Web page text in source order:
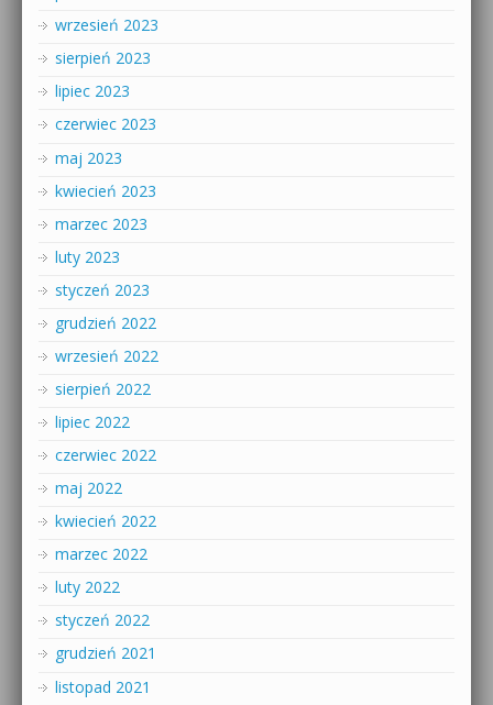
wrzesień 2023
sierpień 2023
lipiec 2023
czerwiec 2023
maj 2023
kwiecień 2023
marzec 2023
luty 2023
styczeń 2023
grudzień 2022
wrzesień 2022
sierpień 2022
lipiec 2022
czerwiec 2022
maj 2022
kwiecień 2022
marzec 2022
luty 2022
styczeń 2022
grudzień 2021
listopad 2021